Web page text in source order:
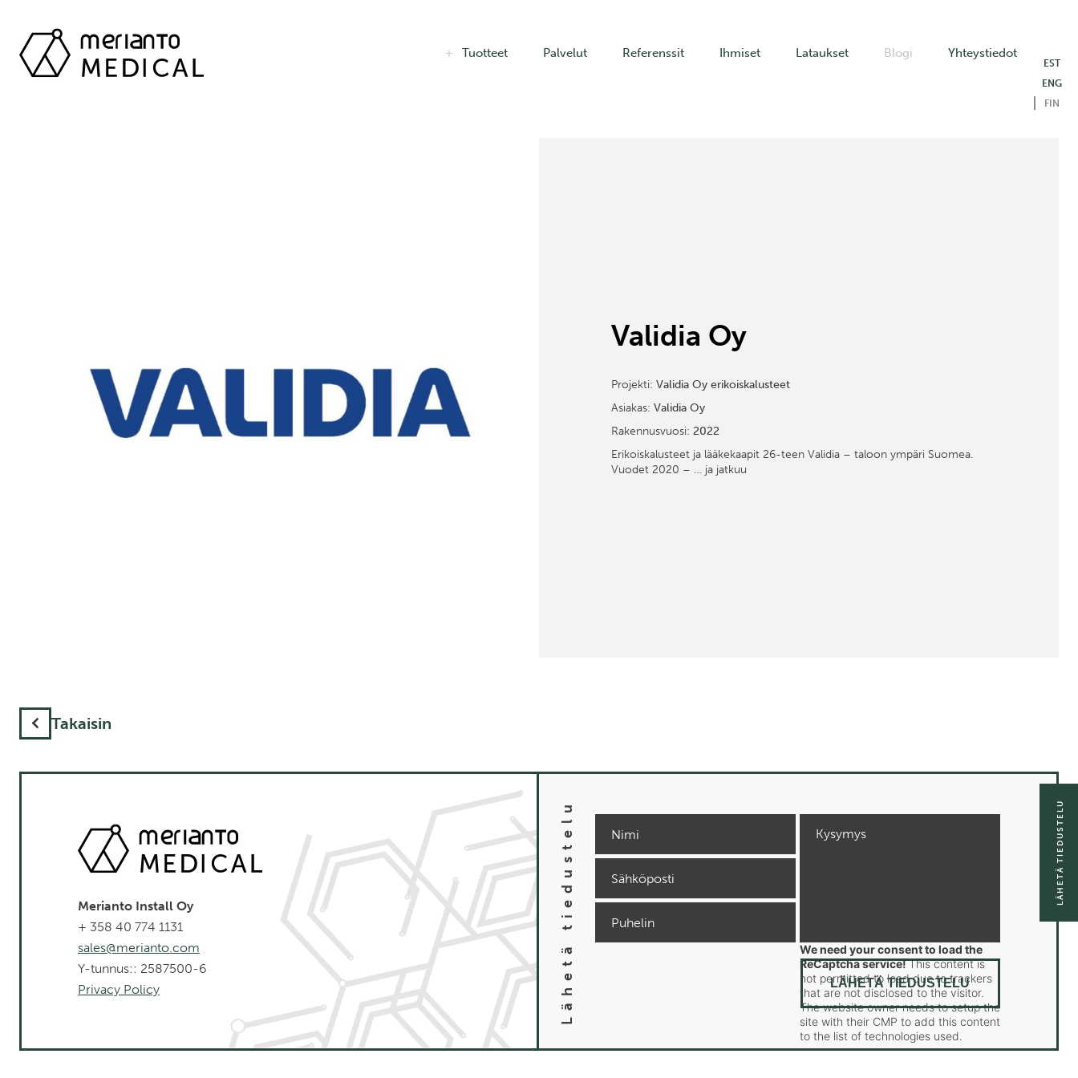
Tuotteet Palvelut Referenssit Ihmiset Lataukset Blogi Yhteystiedot
EST
ENG
FIN
Validia Oy
Projekti: Validia Oy erikoiskalusteet
Asiakas: Validia Oy
Rakennusvuosi: 2022
Erikoiskalusteet ja lääkekaapit 26-teen Validia – taloon ympäri Suomea.
Vuodet 2020 – … ja jatkuu
Takaisin
Merianto Install Oy
+ 358 40 774 1131
sales@merianto.com
Y-tunnus:: 2587500-6
Privacy Policy
Lähetä tiedustelu
We need your consent to load the
ReCaptcha service!This content is
not permitted to load due to trackers
that are not disclosed to the visitor.
The website owner needs to setup the
site with their CMP to add this content
to the list of technologies used.
LÄHETÄ TIEDUSTELU